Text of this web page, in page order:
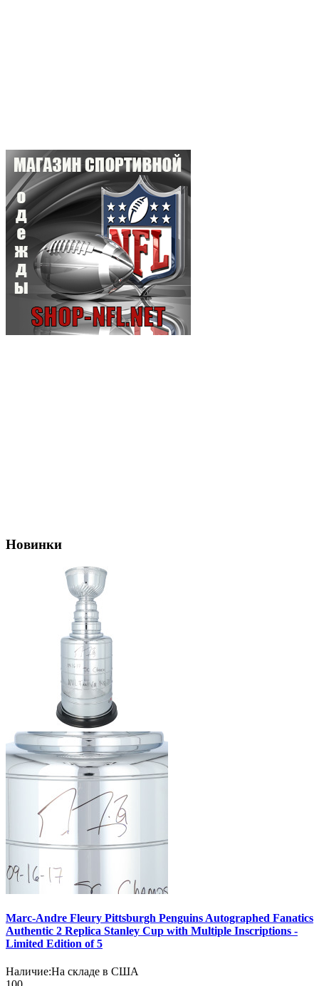
Новинки
Marc-Andre Fleury Pittsburgh Penguins Autographed Fanatics
Authentic 2 Replica Stanley Cup with Multiple Inscriptions -
Limited Edition of 5
Наличие:На складе в США